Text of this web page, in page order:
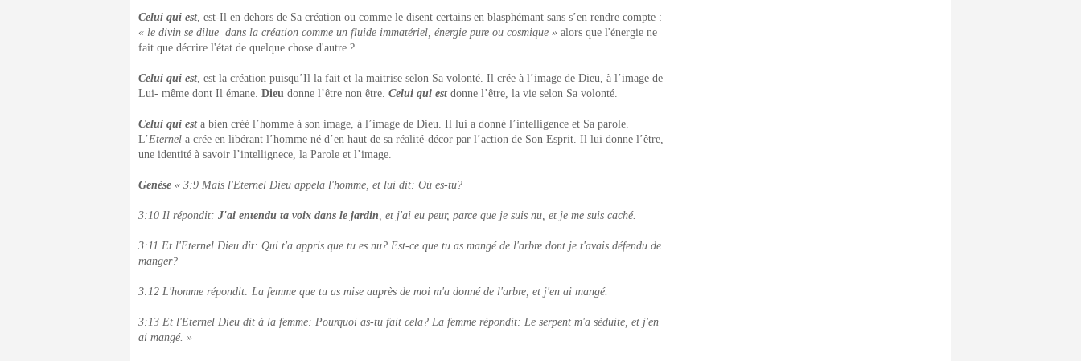
Celui qui est, est-Il en dehors de Sa création ou comme le disent certains en blasphémant sans s’en rendre compte :
« le divin se dilue dans la création comme un fluide immatériel, énergie pure ou cosmique » alors que l'énergie ne
fait que décrire l'état de quelque chose d'autre ?
Celui qui est, est la création puisqu’Il la fait et la maitrise selon Sa volonté. Il crée à l’image de Dieu, à l’image de
Lui- même dont Il émane. Dieu donne l’être non être. Celui qui est donne l’être, la vie selon Sa volonté.
Celui qui est a bien créé l’homme à son image, à l’image de Dieu. Il lui a donné l’intelligence et Sa parole.
L’Eternel a crée en libérant l’homme né d’en haut de sa réalité-décor par l’action de Son Esprit. Il lui donne l’être,
une identité à savoir l’intellignece, la Parole et l’image.
Genèse « 3:9 Mais l'Eternel Dieu appela l'homme, et lui dit: Où es-tu?
3:10 Il répondit: J'ai entendu ta voix dans le jardin, et j'ai eu peur, parce que je suis nu, et je me suis caché.
3:11 Et l'Eternel Dieu dit: Qui t'a appris que tu es nu? Est-ce que tu as mangé de l'arbre dont je t'avais défendu de
manger?
3:12 L'homme répondit: La femme que tu as mise auprès de moi m'a donné de l'arbre, et j'en ai mangé.
3:13 Et l'Eternel Dieu dit à la femme: Pourquoi as-tu fait cela? La femme répondit: Le serpent m'a séduite, et j'en
ai mangé. »